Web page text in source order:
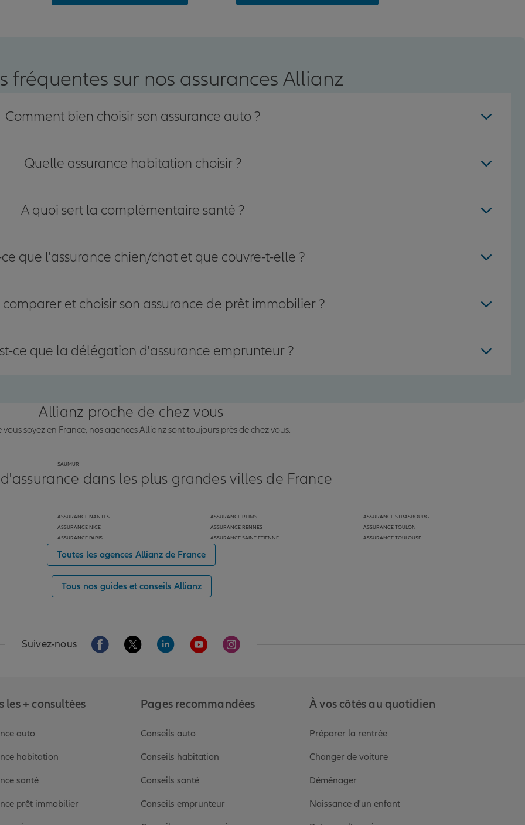
fréquentes sur nos assurances Allianz
Comment bien choisir son assurance auto ?
Quelle assurance habitation choisir ?
A quoi sert la complémentaire santé ?
que l'assurance chien/chat et que couvre-t-elle ?
et choisir son assurance de prêt immobilier ?
ce que la délégation d'assurance emprunteur ?
Allianz proche de chez vous
vous soyez en France, nos agences Allianz sont toujours près de chez vous.
SAUMUR
dans les plus grandes villes de France
ASSURANCE NANTES
ASSURANCE NICE
ASSURANCE PARIS
ASSURANCE REIMS
ASSURANCE RENNES
ASSURANCE SAINT-ÉTIENNE
ASSURANCE STRASBOURG
ASSURANCE TOULON
ASSURANCE TOULOUSE
Toutes les agences Allianz de France
Tous nos guides et conseils Allianz
Suivez-nous Aller sur la page Facebook de Allianz
Aller sur la page Twitter de Allianz
Aller sur la page Linkedin de Allianz
Aller sur la page Youtube de Allianz
Aller sur la page Instagram de Allianz
les + consultées
auto
habitation
santé
prêt immobilier
Pages recommandées
Conseils auto
Conseils habitation
Conseils santé
Conseils emprunteur
À vos côtés au quotidien
Préparer la rentrée
Changer de voiture
Déménager
Naissance d'un enfant